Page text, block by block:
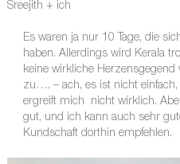
Sreejith + ich
Es waren ja nur 10 Tage, die
haben. Allerdings wird Kerala
keine wirkliche
zu…. – ach, es ist nicht einfach,
ergreift mich nicht wirklich.
gut, und ich kann auch sehr
Kundschaft dorthin empfehlen.